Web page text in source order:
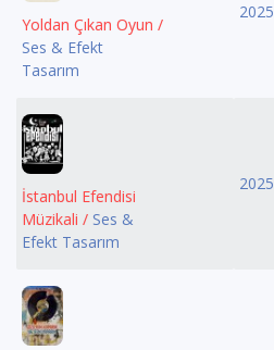
Yoldan Çıkan Oyun /
Ses & Efekt
Tasarım
2025
İstanbul Efendisi
Müzikali / Ses &
Efekt Tasarım
2025